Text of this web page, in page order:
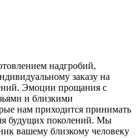
надгробий,
заказу на
Эмоции прощания с
и близкими
нам приходится принимать
будущих поколений. Мы
вашему близкому человеку